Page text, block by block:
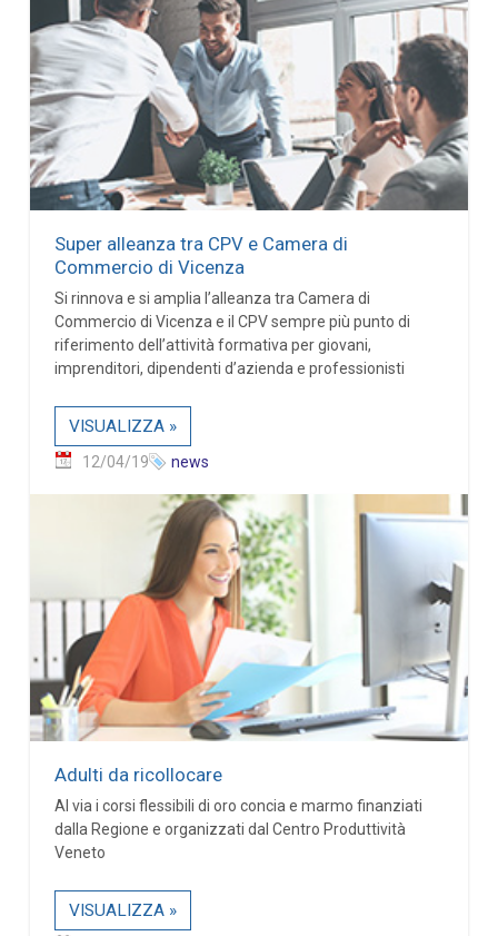
Super alleanza tra CPV e Camera di
Commercio di Vicenza
Si rinnova e si amplia l’alleanza tra Camera di
Commercio di Vicenza e il CPV sempre più punto di
riferimento dell’attività formativa per giovani,
imprenditori, dipendenti d’azienda e professionisti
VISUALIZZA »
12/04/19 news
Adulti da ricollocare
Al via i corsi flessibili di oro concia e marmo finanziati
dalla Regione e organizzati dal Centro Produttività
Veneto
VISUALIZZA »